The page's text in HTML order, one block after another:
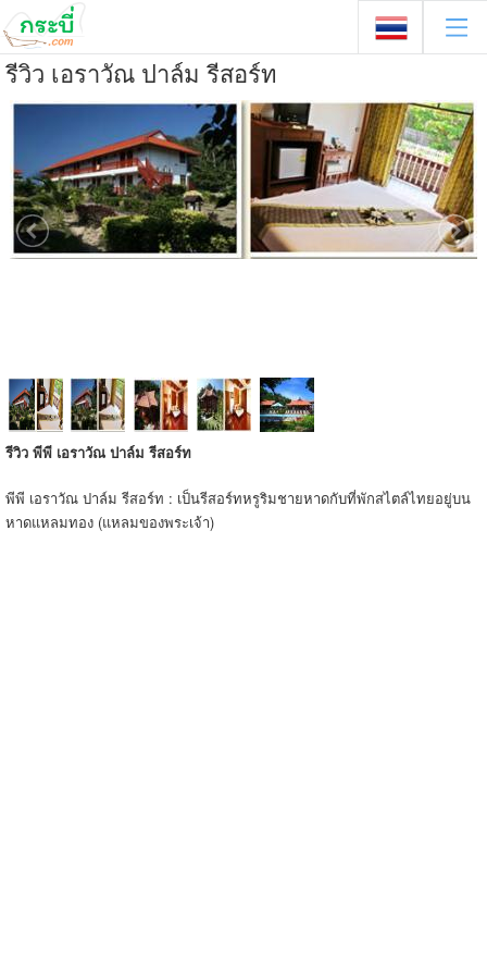
รีวิว เอราวัณ ปาล์ม รีสอร์ท
รีวิว พีพี เอราวัณ ปาล์ม รีสอร์ท
พีพี เอราวัณ ปาล์ม รีสอร์ท : เป็นรีสอร์ทหรูริมชายหาดกับที่พักสไตล์ไทยอยู่บน
หาดแหลมทอง (แหลมของพระเจ้า)